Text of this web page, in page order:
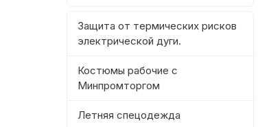
Защита от термических рисков
электрической дуги.
Костюмы рабочие с
Минпромторгом
Летняя спецодежда